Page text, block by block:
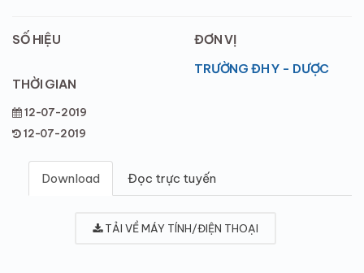
SỐ HIỆU
ĐƠN VỊ
TRƯỜNG ĐH Y - DƯỢC
THỜI GIAN
12-07-2019
12-07-2019
Download Đọc trực tuyến
TẢI VỀ MÁY TÍNH/ĐIỆN THOẠI